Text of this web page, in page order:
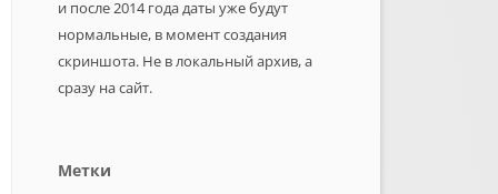
и после 2014 года даты уже будут
нормальные, в момент создания
скриншота. Не в локальный архив, а
сразу на сайт.
Метки